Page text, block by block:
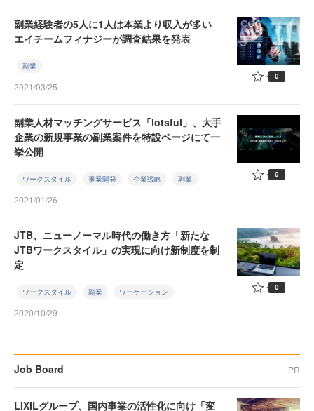
副業経験者の5人に1人は本業より収入が多い
エイチームフィナジーが調査結果を発表
副業
2021/03/25
0
副業人材マッチングサービス「lotsful」、大手
企業の新規事業の副業案件を特設ページにて一
挙公開
ワークスタイル 事業開発 企業戦略 副業
2021/01/26
0
JTB、ニューノーマル時代の働き方「新たな
JTBワークスタイル」の実現に向け新制度を制
定
ワークスタイル 副業 ワーケーション
2020/10/29
0
Job Board PR
LIXILグループ、国内事業の活性化に向け「変